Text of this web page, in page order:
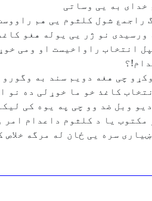
خدای به یی وساتی
راجمع شول کلثوم یی هم
ورسیدی نو ژر یی یوله هغو
انتخاب راواخیست او ومی
چی هغه دویم سند به
کاغذ خو ما خوړلی ده نو
وبل ضد وو چی په یوه کی
مکتوب یا د کلثوم داعدام
سره یی ځان له مرگه خلاص